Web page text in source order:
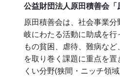
公益財団法人原田積善会「
原田積善会は、社会事業
岐にわたる活動に助成を
もの貧困、虐待、難病な
を取り巻く課題に重点を
くい分野(狭間・ニッチ領